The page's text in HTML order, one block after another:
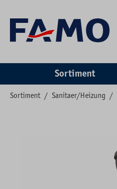
Sortiment
Sortiment / Sanitaer/Heizung /